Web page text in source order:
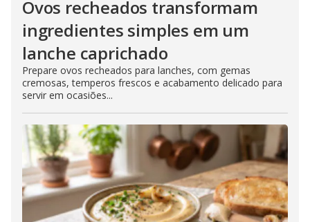
Ovos recheados transformam
ingredientes simples em um
lanche caprichado
Prepare ovos recheados para lanches, com gemas
cremosas, temperos frescos e acabamento delicado para
servir em ocasiões...